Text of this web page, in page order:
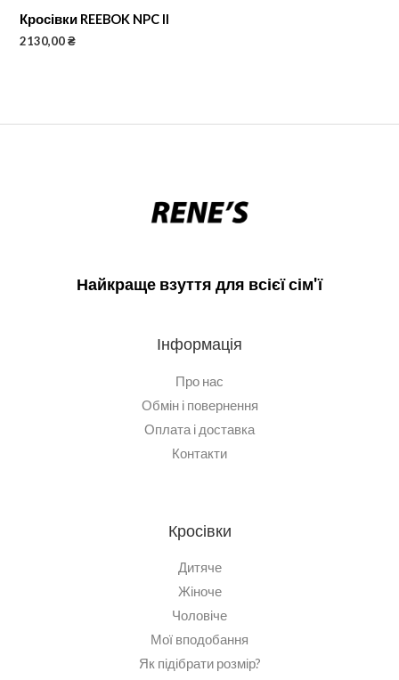
Кросівки REEBOK NPC II
2130,00₴
Найкраще взуття для всієї сім'ї
Інформація
Про нас
Обмін і повернення
Оплата і доставка
Контакти
Кросівки
Дитяче
Жіноче
Чоловіче
Мої вподобання
Як підібрати розмір?